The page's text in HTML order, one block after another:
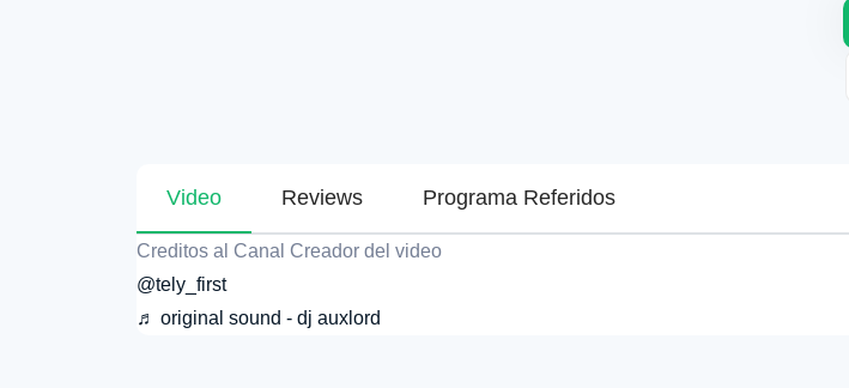
Video Reviews Programa Referidos
Creditos al Canal Creador del video
@tely_first
♬ original sound - dj auxlord